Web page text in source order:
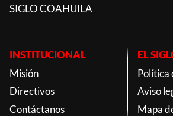
SIGLO COAHUILA
INSTITUCIONAL
Misión
Directivos
Contáctanos
EL
Política
Aviso
Mapa